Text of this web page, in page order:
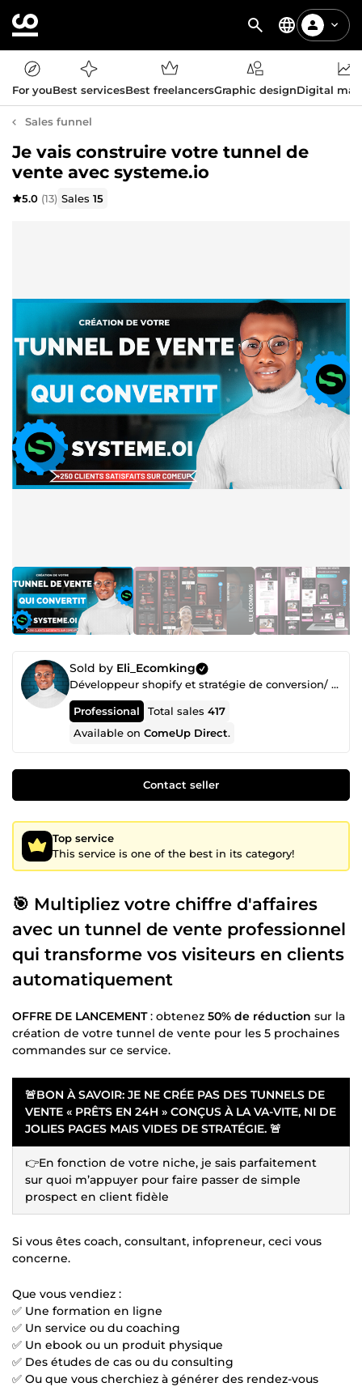
For youBest servicesBest freelancersGraphic designDigital
Sales funnel
Je vais construire votre tunnel de
vente avec systeme.io
5.0 (13) Sales15
Sold by Eli_Ecomking
Développeur shopify et stratégie de conversion/ Expert des tunnels de vente SIO
Professional Total sales417
Available onComeUp Direct.
Contact seller
Top service
This service is one of the best in its category!
🎯 Multipliez votre chiffre d'affaires
avec un tunnel de vente professionnel
qui transforme vos visiteurs en clients
automatiquement
OFFRE DE LANCEMENT: obtenez 50% de réduction sur la
création de votre tunnel de vente pour les 5 prochaines
commandes sur ce service.
🚨BON À SAVOIR: JE NE CRÉE PAS DES TUNNELS DE
VENTE « PRÊTS EN 24H » CONÇUS À LA VA-VITE, NI DE
JOLIES PAGES MAIS VIDES DE STRATÉGIE. 🚨
👉En fonction de votre niche, je sais parfaitement
sur quoi m’appuyer pour faire passer de simple
prospect en client fidèle
Si vous êtes coach, consultant, infopreneur, ceci vous
concerne.
Que vous vendiez :
✅ Une formation en ligne
✅ Un service ou du coaching
✅ Un ebook ou un produit physique
✅ Des études de cas ou du consulting
✅ Ou que vous cherchiez à générer des rendez-vous